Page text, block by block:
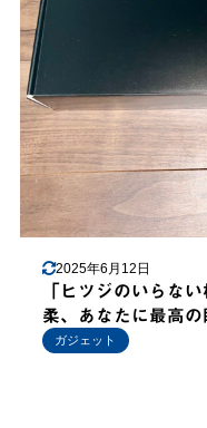
2025年6月12日
「ヒツジのいらな
柔、あなたに最高
ガジェット